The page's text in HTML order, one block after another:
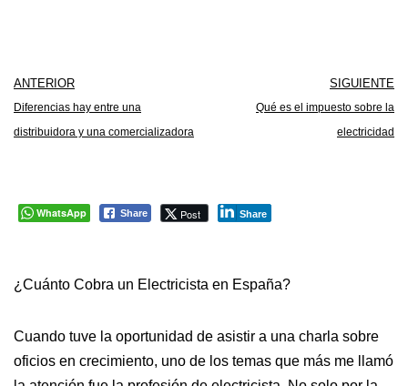
ANTERIOR
Diferencias hay entre una
distribuidora y una comercializadora
SIGUIENTE
Qué es el impuesto sobre la
electricidad
WhatsApp Share Post Share
¿Cuánto Cobra un Electricista en España?
Cuando tuve la oportunidad de asistir a una charla sobre
oficios en crecimiento, uno de los temas que más me llamó